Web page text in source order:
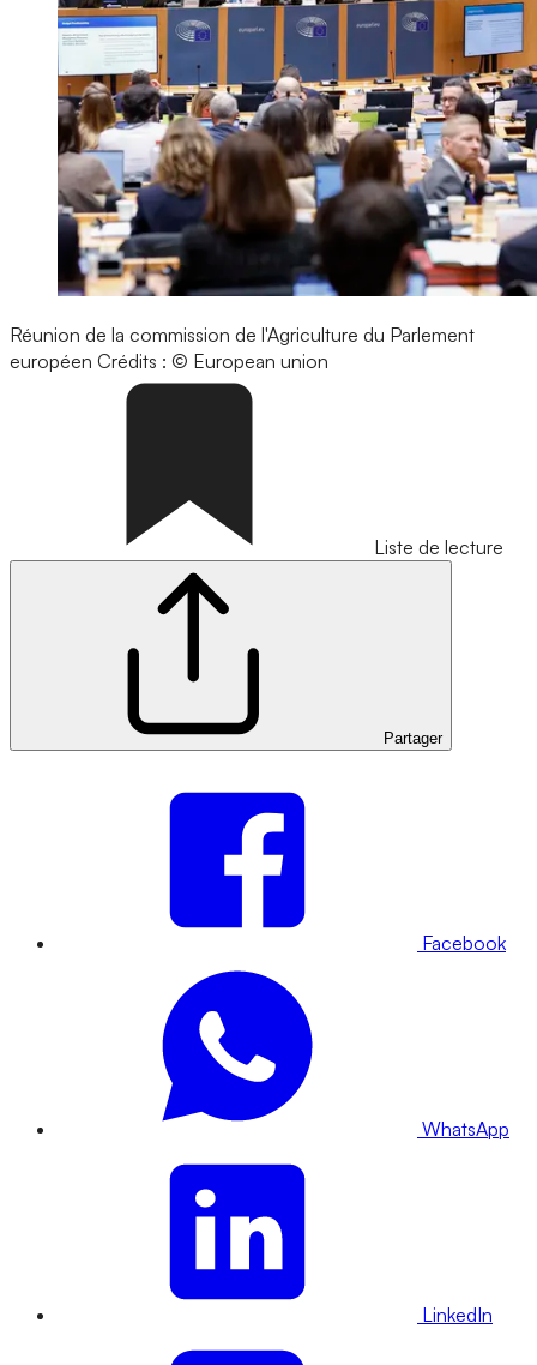
Réunion de la commission de l'Agriculture du Parlement
européen Crédits : © European union
Liste de lecture
Partager
Facebook
WhatsApp
LinkedIn